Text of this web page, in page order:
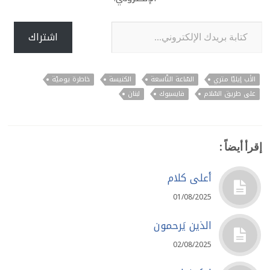
كتابة بريدك الإلكتروني...
اشتراك
الأب إيليّا متري السّاعة التّاسعة الكنيسة
خاطرة يوميّة
على طريق السّلام
فايسبوك لبنان
إقرأ أيضاً :
أعلى كلام
01/08/2025
الذين يَرحمون
02/08/2025